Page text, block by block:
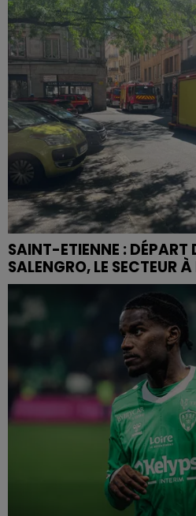
SAINT-ETIENNE : DÉPART
SALENGRO, LE SECTEUR